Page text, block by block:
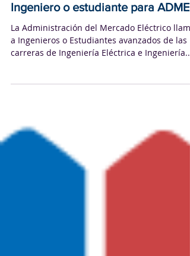
Ingeniero o estudiante para ADME
La Administración del Mercado Eléctrico llama
a Ingenieros o Estudiantes avanzados de las
carreras de Ingeniería Eléctrica e Ingeniería...